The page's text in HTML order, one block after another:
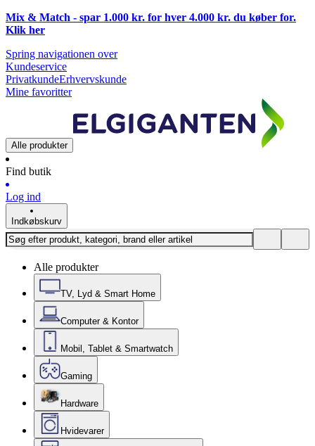
Mix & Match - spar 1.000 kr. for hver 4.000 kr. du køber for.
Klik her
Spring navigationen over
Kundeservice
PrivatkundeErhvervskunde
Mine favoritter
Alle produkter
Find butik
Log ind
Indkøbskurv
Alle produkter
TV, Lyd & Smart Home
Computer & Kontor
Mobil, Tablet & Smartwatch
Gaming
Hardware
Hvidevarer